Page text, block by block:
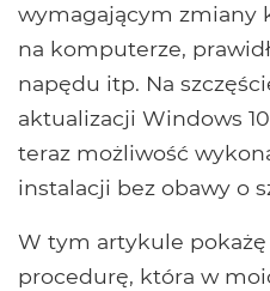
wymagającym zmiany
na komputerze,
napędu itp. Na
aktualizacji Windows
teraz możliwość
instalacji bez obawy o
W tym artykule
procedurę, która w